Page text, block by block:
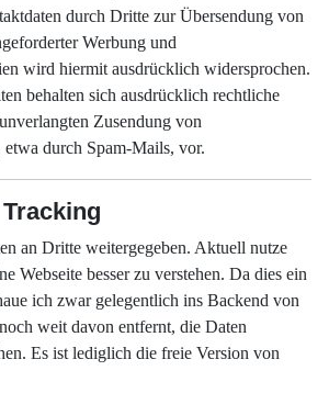
durch Dritte zur Übersendung von
Werbung und
wird hiermit ausdrücklich widersprochen.
behalten sich ausdrücklich rechtliche
Zusendung von
durch Spam-Mails, vor.
an Dritte weitergegeben. Aktuell nutze
Webseite besser zu verstehen. Da dies ein
ich zwar gelegentlich ins Backend von
weit davon entfernt, die Daten
Es ist lediglich die freie Version von